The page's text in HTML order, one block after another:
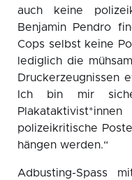
auch keine
Benjamin Pendro
Cops selbst keine
lediglich die
Druckerzeugnissen
Ich bin mir
polizeikritische
hängen werden.“
Adbusting-Spass